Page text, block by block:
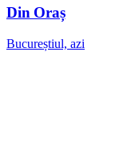
Din Oraș
Bucureștiul, azi